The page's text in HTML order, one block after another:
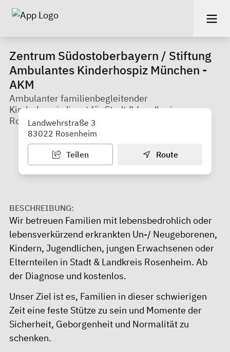
Zentrum Südostoberbayern / Stiftung
Ambulantes Kinderhospiz München -
AKM
Ambulanter familienbegleitender
Kinderhospizdienst für Stadt & Landkreis
Rosenheim
Landwehrstraße 3
83022 Rosenheim
Teilen Route
BESCHREIBUNG:
Wir betreuen Familien mit lebensbedrohlich oder
lebensverkürzend erkrankten Un-/ Neugeborenen,
Kindern, Jugendlichen, jungen Erwachsenen oder
Elternteilen in Stadt & Landkreis Rosenheim. Ab
der Diagnose und kostenlos.
Unser Ziel ist es, Familien in dieser schwierigen
Zeit eine feste Stütze zu sein und Momente der
Sicherheit, Geborgenheit und Normalität zu
schenken.